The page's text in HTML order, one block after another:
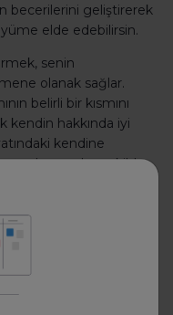
becerilerini geliştirerek
elde edebilirsin.
senin
olanak sağlar.
belirli bir kısmını
kendin hakkında iyi
kendine
çalışıp ve bu şekilde
yatar. Hayatının
dürüst bir gözle
gerçekte kim
olduğu ve hayatta